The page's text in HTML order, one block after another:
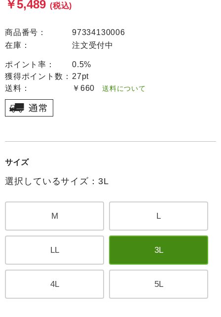
￥5,489 (税込)
商品番号：
97334130006
在庫：
注文受付中
ポイント率：
0.5%
獲得ポイント数： 27pt
送料：
￥660 送料について
サイズ
選択しているサイズ：3L
M L
LL 3L
4L 5L